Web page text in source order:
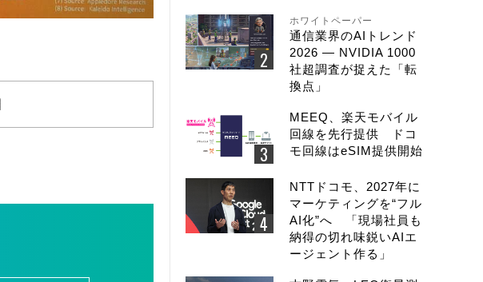
ホワイトペーパー
通信業界のAIトレンド
2026 ― NVIDIA 1000
社超調査が捉えた「転
換点」
MEEQ、楽天モバイル
回線を先行提供 ドコ
モ回線はeSIM提供開始
NTTドコモ、2027年に
マーケティングを“フル
AI化”へ 「現場社員も
納得の切れ味鋭いAIエ
ージェント作る」